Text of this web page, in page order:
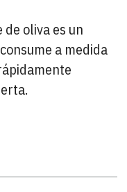
de oliva es un
a medida